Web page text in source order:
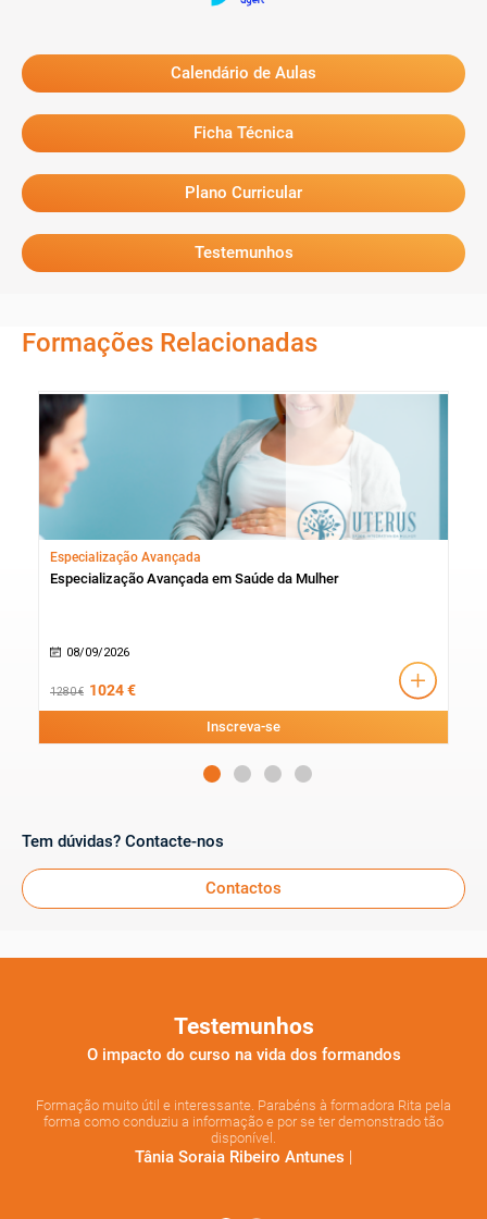
Que protocolos de avaliação são trabalhados?
São referidos os protocolos MARTINELLI, Teste da Linguinha e
Bristol/BTAT.
Calendário de Aulas
Ficha Técnica
Plano Curricular
Testemunhos
Formações Relacionadas
Especialização Avançada
Especialização Avançada em Saúde da Mulher
08/09/2026
1280 € 1024 €
Inscreva-se
Tem dúvidas? Contacte-nos
Contactos
Testemunhos
O impacto do curso na vida dos formandos
Formação muito útil e interessante. Parabéns à formadora Rita pela
forma como conduziu a informação e por se ter demonstrado tão
disponível.
Tânia Soraia Ribeiro Antunes |